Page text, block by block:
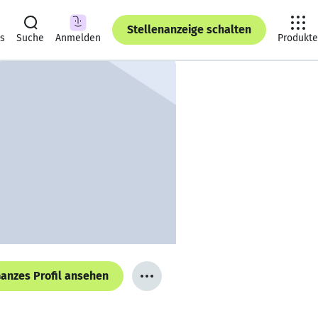
Suche Anmelden
Stellenanzeige schalten
Produkte
Profil ansehen